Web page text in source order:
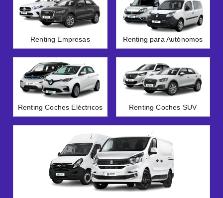
Renting Empresas Renting para Autónomos
Renting Coches Eléctricos Renting Coches SUV